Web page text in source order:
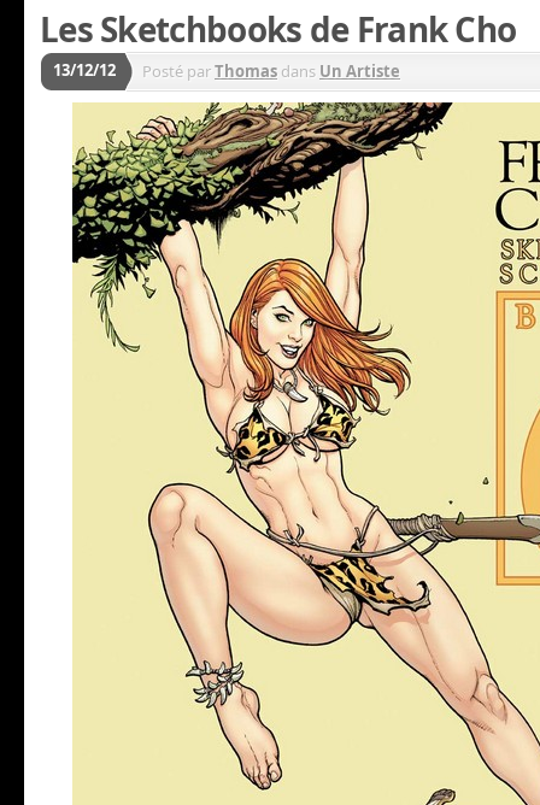
Les Sketchbooks de Frank Cho
13/12/12 Posté parThomas dans Un Artiste